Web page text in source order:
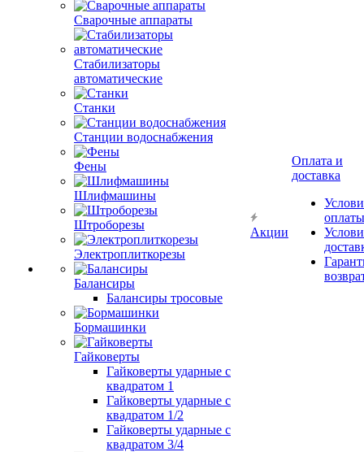
Сварочные аппараты
Стабилизаторы
автоматические
Станки
Станции водоснабжения
Фены
Шлифмашины
Штроборезы
Электроплиткорезы
Балансиры
Балансиры тросовые
Бормашинки
Гайковерты
Гайковерты ударные с
квадратом 1
Гайковерты ударные с
квадратом 1/2
Гайковерты ударные с
квадратом 3/4
Акции
Оплата и
доставка
оплаты